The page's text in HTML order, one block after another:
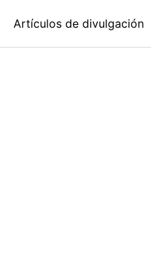
Artículos de divulgación